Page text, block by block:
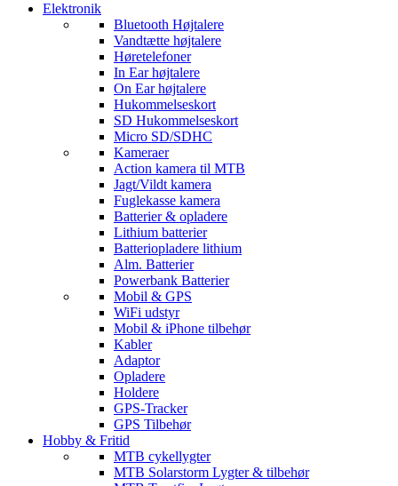
Elektronik
Bluetooth Højtalere
Vandtætte højtalere
Høretelefoner
In Ear højtalere
On Ear højtalere
Hukommelseskort
SD Hukommelseskort
Micro SD/SDHC
Kameraer
Action kamera til MTB
Jagt/Vildt kamera
Fuglekasse kamera
Batterier & opladere
Lithium batterier
Batteriopladere lithium
Alm. Batterier
Powerbank Batterier
Mobil & GPS
WiFi udstyr
Mobil & iPhone tilbehør
Kabler
Adaptor
Opladere
Holdere
GPS-Tracker
GPS Tilbehør
Hobby & Fritid
MTB cykellygter
MTB Solarstorm Lygter & tilbehør